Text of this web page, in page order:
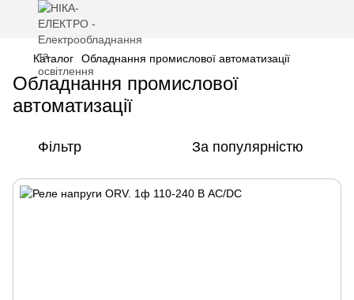
Каталог Обладнання промислової автоматизації
Обладнання промислової
автоматизації
Фільтр За популярністю